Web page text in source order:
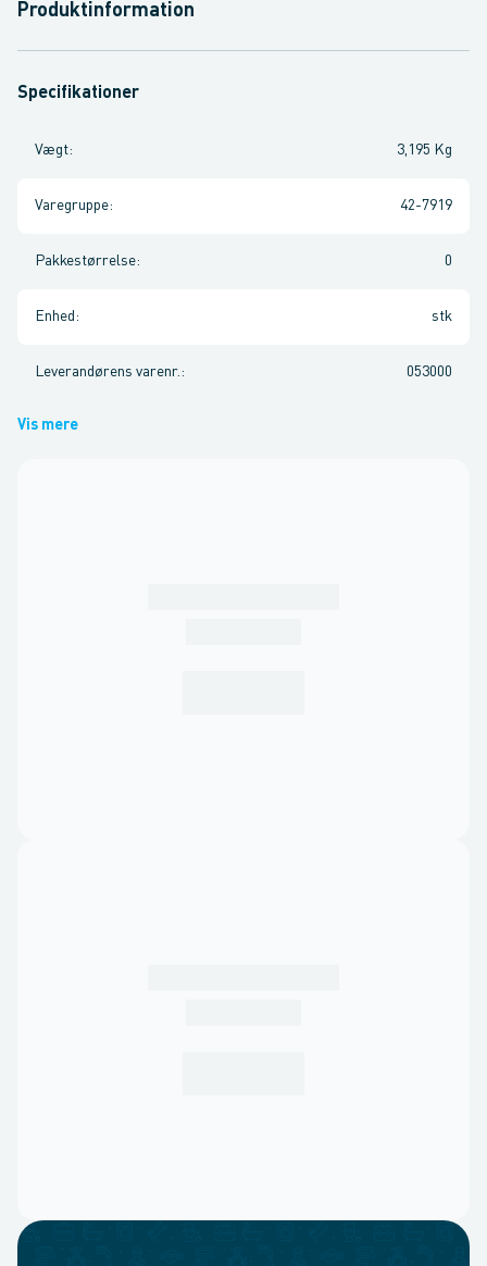
Produktinformation
Specifikationer
Vægt: 3,195 Kg
Varegruppe: 42-7919
Pakkestørrelse: 0
Enhed : stk
Leverandørens varenr. : 053000
Vis mere